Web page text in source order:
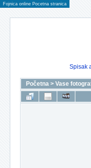
Fojnica online Pocetna stranica
Spisak
Početna > Vase